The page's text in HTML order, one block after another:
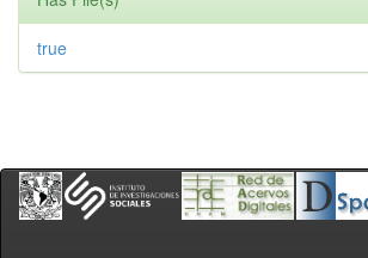
true